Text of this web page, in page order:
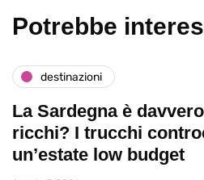
Potrebbe
destinazioni
La Sardegna è
ricchi? I trucchi
un’estate low budget